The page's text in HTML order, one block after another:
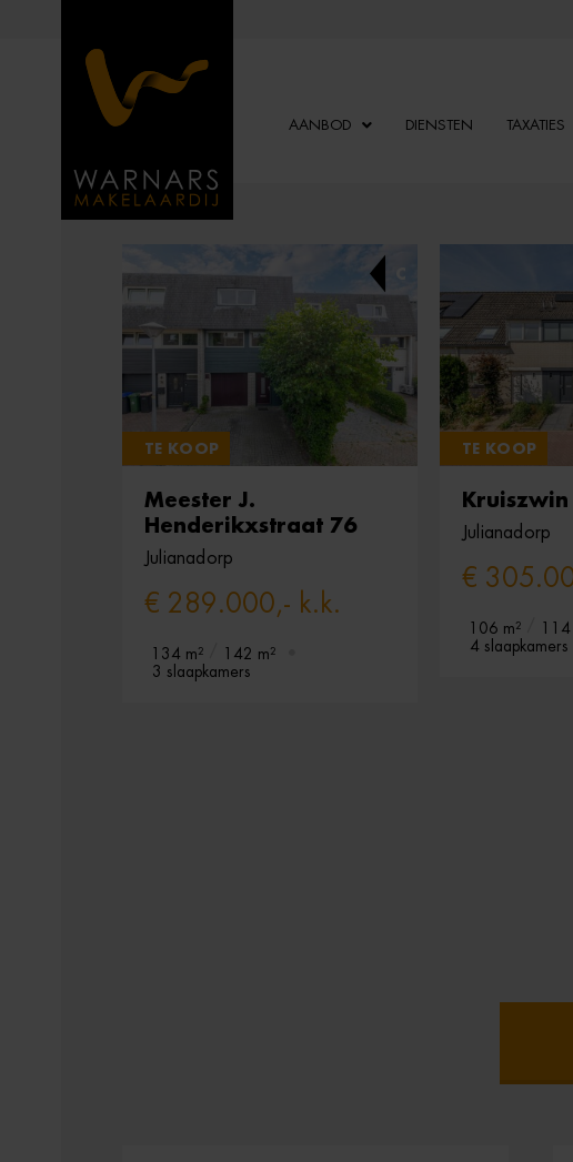
AANBOD DIENSTEN TAXATIES
TE KOOP
Meester J.
Henderikxstraat 76
Julianadorp
€ 289.000,- k.k.
134 m²
142 m²
3 slaapkamers
TE KOOP
Julianadorp
€
106 m²
4 slaapkamers